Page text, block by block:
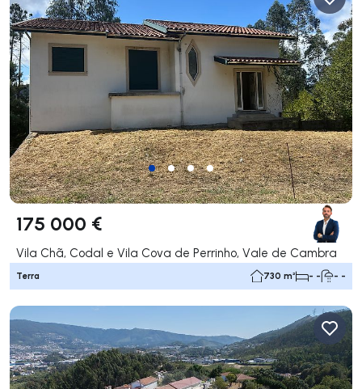
175 000 €
Vila Chã, Codal e Vila Cova de Perrinho, Vale de Cambra
Terra 730 m² - - - -